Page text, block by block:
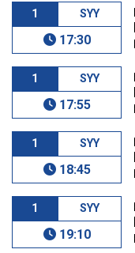
1 SYY
17:30
1 SYY
17:55
1 SYY
18:45
1 SYY
19:10